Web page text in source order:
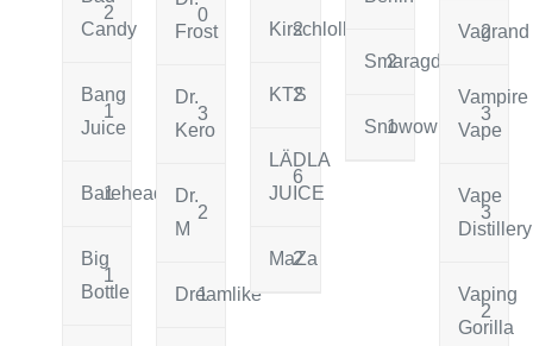
Candy
2
Bang
Juice
1
Barehead
1
Big
Bottle
1
Frost
0
Dr.
Kero
3
Dr.
M
2
Dreamlike
1
Kirschlolli
2
KTS
2
LÄDLA
JUICE
6
MaZa
2
Smaragd
2
Snowowl
1
Vagrand
2
Vampire
Vape
3
Vape
Distillery
3
Vaping
Gorilla
2